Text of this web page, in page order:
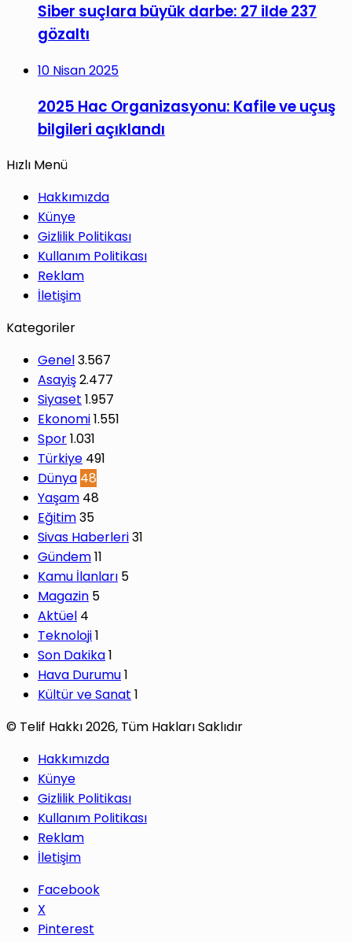
Siber suçlara büyük darbe: 27 ilde 237
gözaltı
10 Nisan 2025
2025 Hac Organizasyonu: Kafile ve uçuş
bilgileri açıklandı
Hızlı Menü
Hakkımızda
Künye
Gizlilik Politikası
Kullanım Politikası
Reklam
İletişim
Kategoriler
Genel3.567
Asayiş2.477
Siyaset 1.957
Ekonomi1.551
Spor1.031
Türkiye 491
Dünya 48
Yaşam 48
Eğitim35
Sivas Haberleri31
Gündem11
Kamu İlanları 5
Magazin 5
Aktüel 4
Teknoloji1
Son Dakika1
Hava Durumu1
Kültür ve Sanat 1
© Telif Hakkı 2026, Tüm Hakları Saklıdır
Hakkımızda
Künye
Gizlilik Politikası
Kullanım Politikası
Reklam
İletişim
Facebook
X
Pinterest